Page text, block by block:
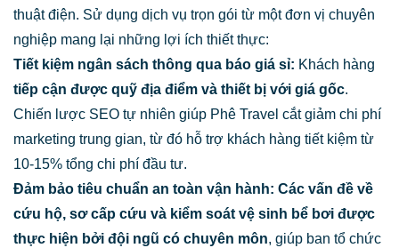
thuật điện. Sử dụng dịch vụ trọn gói từ một đơn vị chuyên
nghiệp mang lại những lợi ích thiết thực:
Tiết kiệm ngân sách thông qua báo giá sỉ: Khách hàng
tiếp cận được quỹ địa điểm và thiết bị với giá gốc.
Chiến lược SEO tự nhiên giúp Phê Travel cắt giảm chi phí
marketing trung gian, từ đó hỗ trợ khách hàng tiết kiệm từ
10-15% tổng chi phí đầu tư.
Đảm bảo tiêu chuẩn an toàn vận hành: Các vấn đề về
cứu hộ, sơ cấp cứu và kiểm soát vệ sinh bể bơi được
thực hiện bởi đội ngũ có chuyên môn, giúp ban tổ chức